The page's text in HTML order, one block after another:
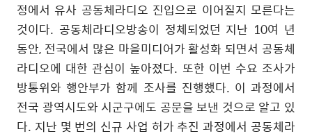
정에서 유사 공동체라디오 진입으로 이어질지 모른다는
것이다. 공동체라디오방송이 정체되었던 지난 10여 년
동안, 전국에서 많은 마을미디어가 활성화 되면서 공동체
라디오에 대한 관심이 높아졌다. 또한 이번 수요 조사가
방통위와 행안부가 함께 조사를 진행했다. 이 과정에서
전국 광역시도와 시군구에도 공문을 보낸 것으로 알고 있
다. 지난 몇 번의 신규 사업 허가 추진 과정에서 공동체라